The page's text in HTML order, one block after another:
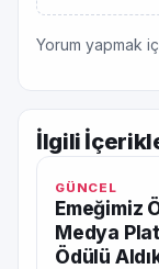
Yorum yapmak
İlgili
GÜNCEL
Emeğimiz
Medya
Ödülü